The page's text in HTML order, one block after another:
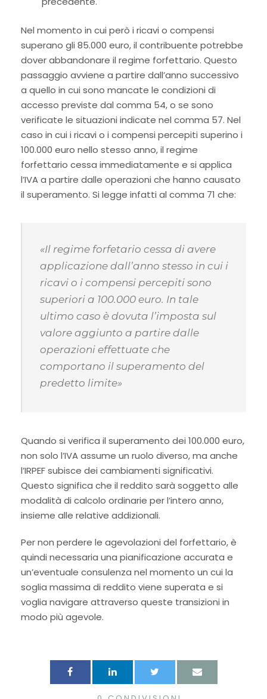
Nel momento in cui però i ricavi o compensi
superano gli 85.000 euro, il contribuente potrebbe
dover abbandonare il regime forfettario. Questo
passaggio avviene a partire dall’anno successivo
a quello in cui sono mancate le condizioni di
accesso previste dal comma 54, o se sono
verificate le situazioni indicate nel comma 57. Nel
caso in cui i ricavi o i compensi percepiti superino i
100.000 euro nello stesso anno, il regime
forfettario cessa immediatamente e si applica
l’IVA a partire dalle operazioni che hanno causato
il superamento. Si legge infatti al comma 71 che:
«Il regime forfetario cessa di avere
applicazione dall’anno stesso in cui i
ricavi o i compensi percepiti sono
superiori a 100.000 euro. In tale
ultimo caso è dovuta l’imposta sul
valore aggiunto a partire dalle
operazioni effettuate che
comportano il superamento del
predetto limite»
Quando si verifica il superamento dei 100.000 euro,
non solo l’IVA assume un ruolo diverso, ma anche
l’IRPEF subisce dei cambiamenti significativi.
Questo significa che il reddito sarà soggetto alle
modalità di calcolo ordinarie per l’intero anno,
insieme alle relative addizionali.
Per non perdere le agevolazioni del forfettario, è
quindi necessaria una pianificazione accurata e
un’eventuale consulenza nel momento un cui la
soglia massima di reddito viene superata e si
voglia navigare attraverso queste transizioni in
modo più agevole.